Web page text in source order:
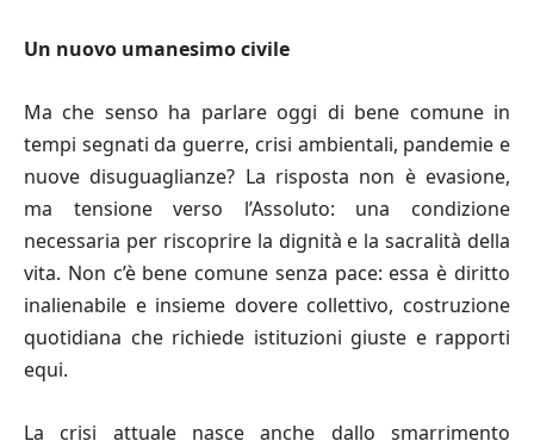
Un nuovo umanesimo civile
Ma che senso ha parlare oggi di bene comune in
tempi segnati da guerre, crisi ambientali, pandemie e
nuove disuguaglianze? La risposta non è evasione,
ma tensione verso l’Assoluto: una condizione
necessaria per riscoprire la dignità e la sacralità della
vita. Non c’è bene comune senza pace: essa è diritto
inalienabile e insieme dovere collettivo, costruzione
quotidiana che richiede istituzioni giuste e rapporti
equi.
La crisi attuale nasce anche dallo smarrimento